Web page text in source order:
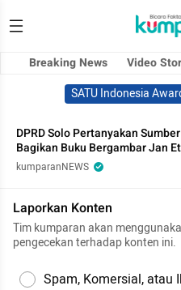
Breaking News Video
SATU Indonesia
DPRD Solo Pertanyakan
Bagikan Buku Bergambar Jan
kumparanNEWS
Laporkan Konten
Tim kumparan akan
pengecekan terhadap konten ini.
Spam, Komersial, atau